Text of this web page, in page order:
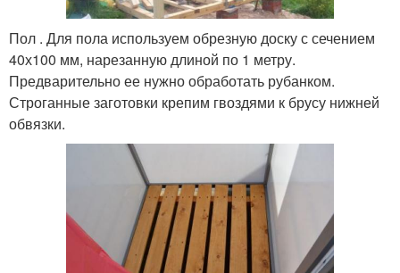
Пол . Для пола используем обрезную доску с сечением
40х100 мм, нарезанную длиной по 1 метру.
Предварительно ее нужно обработать рубанком.
Строганные заготовки крепим гвоздями к брусу нижней
обвязки.